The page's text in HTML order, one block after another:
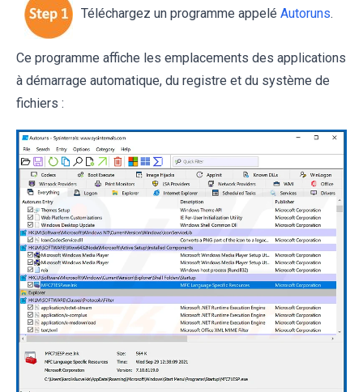
Téléchargez un programme appelé Autoruns.
Ce programme affiche les emplacements des applications
à démarrage automatique, du registre et du système de
fichiers :